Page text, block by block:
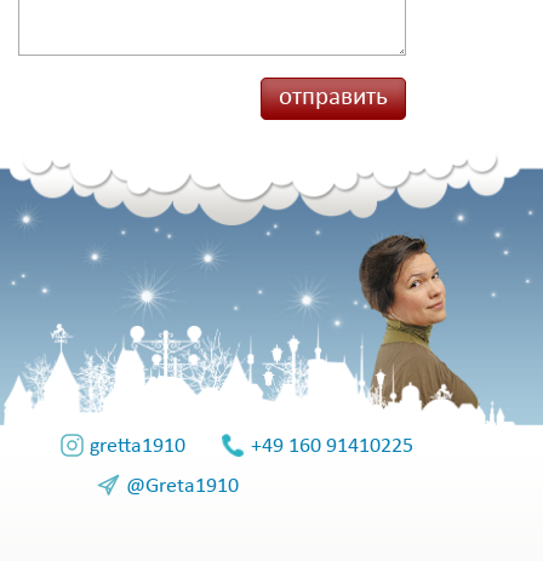
gretta1910
+49 160 91410225
@Greta1910